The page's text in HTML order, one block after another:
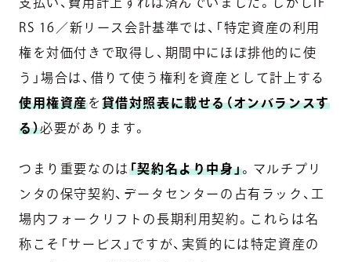
RS 16／新リース会計基準では、「特定資産の利用
権を対価付きで取得し、期間中にほぼ排他的に使
う」場合は、借りて使う権利を資産として計上する
使用権資産を 貸借対照表に載せる（オンバランスす
る）必要があります。
つまり重要なのは「契約名より中身」。マルチプリ
ンタの保守契約、データセンターの占有ラック、工
場内フォークリフトの長期利用契約。これらは名
称こそ「サービス」ですが、実質的には特定資産の